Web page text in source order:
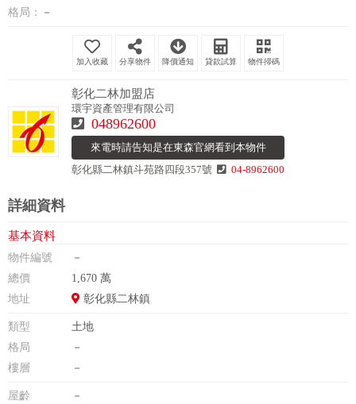
格局： －
分享物件 降價通知 貸款試算 物件掃碼
彰化二林加盟店
環宇資產管理有限公司
048962600
來電時請告知是在東森官網看到本物件
彰化縣二林鎮斗苑路四段357號
04-8962600
詳細資料
基本資料
物件編號
－
總價
1,670 萬
地址
彰化縣二林鎮
類型
土地
格局
－
樓層
－
屋齡
－